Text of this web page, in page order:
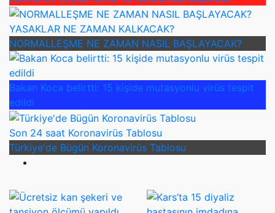
YASAKLAR NE ZAMAN KALKACAK?
NORMALLEŞME NE ZAMAN NASIL BAŞLAYACAK?
Bakan Koca belirtti: 15 kişide mutasyonlu virüs tespit
edildi
Son 24 saat Koronavirüs Tablosu
Türkiye'de Bügün Koronavirüs Tablosu